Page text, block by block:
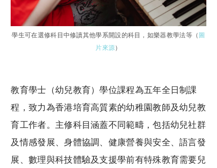
學生可在選修科目中修讀其他學系開設的科目，如樂器教學法等（ 圖
片來源）
教育學士（幼兒教育）學位課程為五年全日制課
程，致力為香港培育高質素的幼稚園教師及幼兒教
育工作者。主修科目涵蓋不同範疇，包括幼兒社群
及情感發展、身體協調、健康營養與安全、語言發
展、數理與科技體驗及支援學前有特殊教育需要兒